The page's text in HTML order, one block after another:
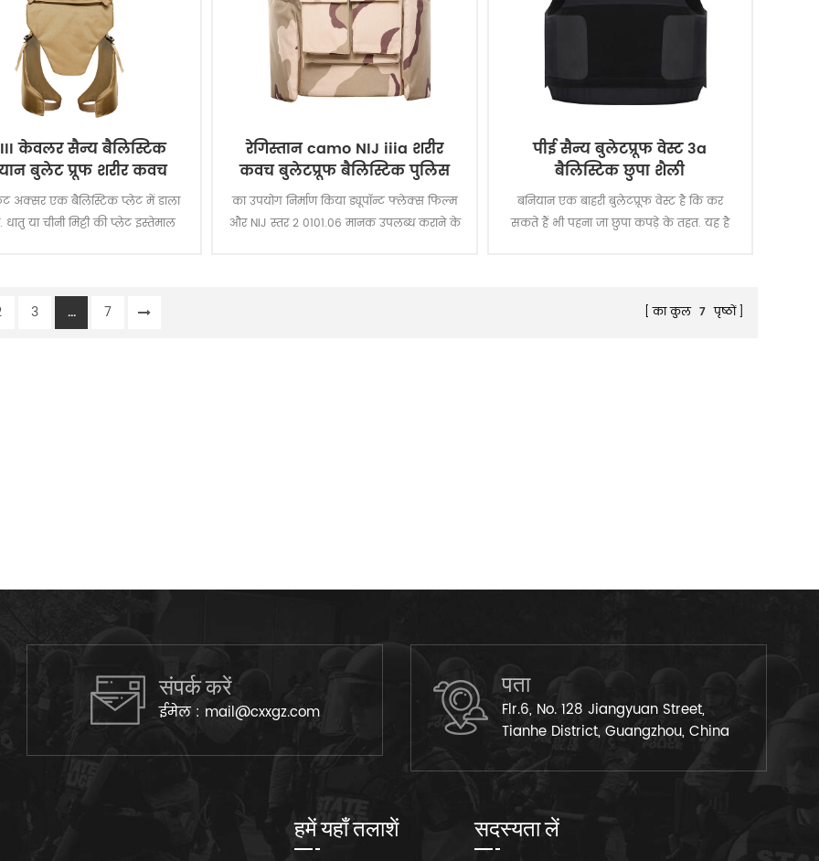
केवलर सैन्य बैलिस्टिक
बुलेट प्रूफ शरीर कवच
अक्सर एक बैलिस्टिक प्लेट में डाला
धातु या चीनी मिट्टी की प्लेट इस्तेमाल
हैं नरम कवच प्रतिरोध वार करने के
स्लेश हमलों से चाकू और इसी तरह
रेगिस्तान camo NIJ iiia शरीर
कवच बुलेटप्रूफ बैलिस्टिक पुलिस
बनियान
का उपयोग निर्माण किया ड्यूपॉन्ट फ्लेक्स फिल्म
और NIJ स्तर 2 0101.06 मानक उपलब्ध कराने के
पीई सैन्य बुलेटप्रूफ वेस्ट 3a
बैलिस्टिक छुपा शैली
बनियान एक बाहरी बुलेटप्रूफ वेस्ट है कि कर
सकते हैं भी पहना जा छुपा कपड़े के तहत. यह है
3 ... 7 का कुल 7 पृष्ठों
संपर्क करें
ईमेल : mail@cxxgz.com
पता
Flr.6, No. 128 Jiangyuan Street,
Tianhe District, Guangzhou, China
हमें यहाँ तलाशें सदस्यता लें